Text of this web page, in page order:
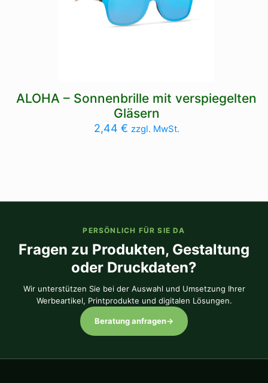
ALOHA – Sonnenbrille mit verspiegelten
Gläsern
2,44 € zzgl. MwSt.
PERSÖNLICH FÜR SIE DA
Fragen zu Produkten, Gestaltung
oder Druckdaten?
Wir unterstützen Sie bei der Auswahl und Umsetzung Ihrer
Werbeartikel, Printprodukte und digitalen Lösungen.
Beratung anfragen→